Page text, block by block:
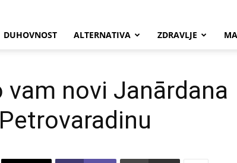
DUHOVNOST ALTERNATIVA ZDRAVLJE
novi Janārdana